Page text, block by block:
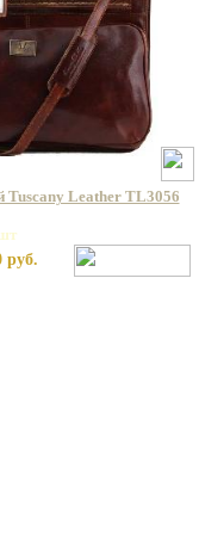
Tuscany Leather TL3056
руб.